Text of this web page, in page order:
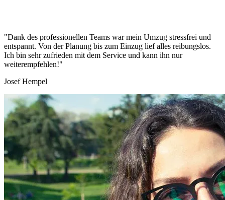
"Dank des professionellen Teams war mein Umzug stressfrei und
entspannt. Von der Planung bis zum Einzug lief alles reibungslos.
Ich bin sehr zufrieden mit dem Service und kann ihn nur
weiterempfehlen!"
Josef Hempel